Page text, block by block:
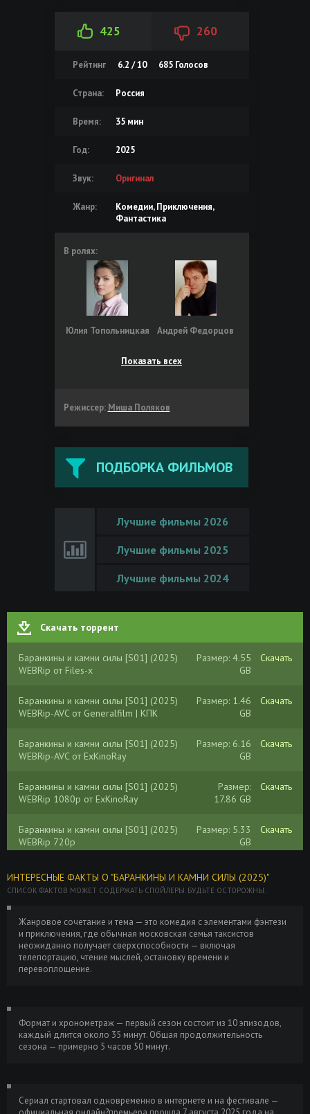
425 260
Рейтинг 6.2 / 10 685Голосов
Страна: Россия
Время: 35 мин
Год: 2025
Звук: Оригинал
Жанр:
Комедии, Приключения,
Фантастика
В ролях:
Юлия Топольницкая Андрей Федорцов
Показать всех
Режиссер: Миша Поляков
ПОДБОРКА ФИЛЬМОВ
Лучшие фильмы 2026
Лучшие фильмы 2025
Лучшие фильмы 2024
Скачать торрент
Баранкины и камни силы [S01] (2025)
WEBRip от Files-x
Размер: 4.55
GB
Скачать
Баранкины и камни силы [S01] (2025)
WEBRip-AVC от Generalfilm | КПК
Размер: 1.46
GB
Скачать
Баранкины и камни силы [S01] (2025)
WEBRip-AVC от ExKinoRay
Размер: 6.16
GB
Скачать
Баранкины и камни силы [S01] (2025)
WEBRip 1080p от ExKinoRay
Размер:
17.86 GB
Скачать
Баранкины и камни силы [S01] (2025)
WEBRip 720p
Размер: 5.33
GB
Скачать
Баранкины и камни силы [S01] (2025)
WEBRip-HEVC 2160p | 4K | HDR
Размер:
14.69 GB
Скачать
Баранкины и камни силы [S01] (2025)
WEBRip-HEVC 2160p от ExKinoRay | 4K |
SDR
25.05 GB
Баранкины и камни силы (2025) WEBRip
[H.264/1080p] (сезон 1, серии 1-10 из
10)
GB
1, серии 1-10 из 10)
ИНТЕРЕСНЫЕ ФАКТЫ О "БАРАНКИНЫ И КАМНИ СИЛЫ (2025)"
СПИСОК ФАКТОВ МОЖЕТ СОДЕРЖАТЬ СПОЙЛЕРЫ. БУДЬТЕ ОСТОРОЖНЫ.
Жанровое сочетание и тема — это комедия с элементами фэнтези
и приключения, где обычная московская семья таксистов
неожиданно получает сверхспособности — включая
телепортацию, чтение мыслей, остановку времени и
перевоплощение.
Формат и хронометраж — первый сезон состоит из 10 эпизодов,
каждый длится около 35 минут. Общая продолжительность
сезона — примерно 5 часов 50 минут.
Сериал стартовал одновременно в интернете и на фестивале —